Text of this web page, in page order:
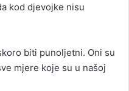
kod djevojke nisu
biti punoljetni. Oni su
mjere koje su u našoj